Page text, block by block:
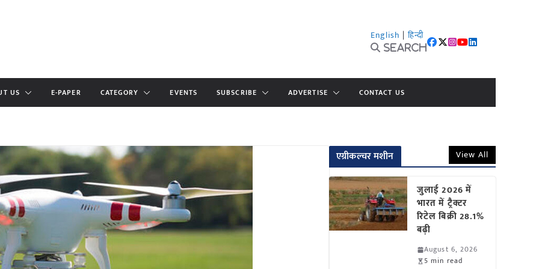
English | हिन्दी
Search
US E-PAPER CATEGORY EVENTS SUBSCRIBE ADVERTISE CONTACT US
एग्रीकल्चर मशीन View All
जुलाई 2026 में
भारत में ट्रैक्टर
रिटेल बिक्री 28.1%
बढ़ी
August 6, 2026
5 min read